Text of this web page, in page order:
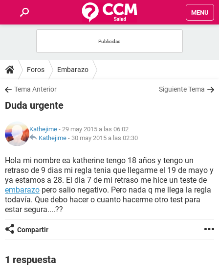
MENU
FOROS
SALUD
NUTRICIÓN
BIENESTAR
SEXUALIDAD
GLOSARIO
Foros Embarazo
Tema Anterior Siguiente Tema
Duda urgente
Kathejime - 29 may 2015 a las 06:02
Kathejime - 30 may 2015 a las 02:30
Hola mi nombre ea katherine tengo 18 años y tengo un
retraso de 9 dias mi regla tenia que llegarme el 19 de mayo y
ya estamos a 28. El dia 7 de mi retraso me hice un teste de
embarazo pero salio negativo. Pero nada q me llega la regla
todavía. Que debo hacer o cuanto hacerme otro test para
estar segura....??
Compartir
1 respuesta